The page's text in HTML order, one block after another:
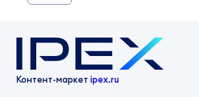
Контент-маркет ipex.ru